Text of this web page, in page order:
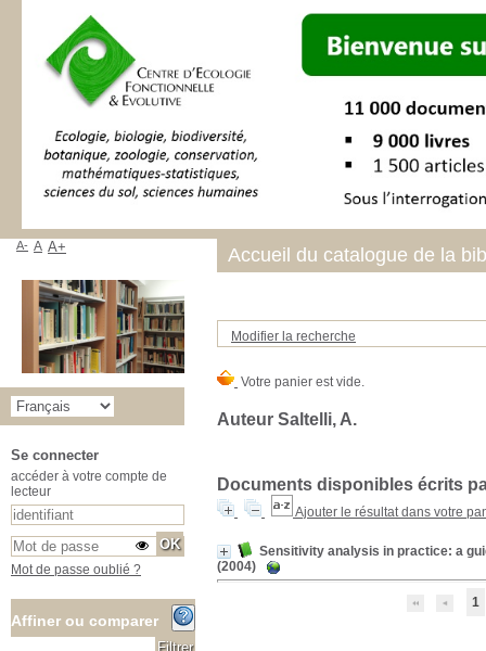
Modifier la recherche
Auteur Saltelli, A.
Documents disponibles écrits
Ajouter le résultat dans votre
Sensitivity analysis in practice: a
(2004)
1
Accueil du catalogue de la
A- A A+
Se connecter
accéder à votre compte de
lecteur
Mot de passe oublié ?
Affiner ou comparer